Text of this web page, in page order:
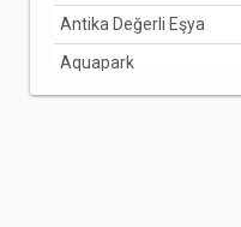
GAZİANTEP
GİRESUN
Antika Değerli Eşya
Aquapark
Arabuluculuk Hizmetleri